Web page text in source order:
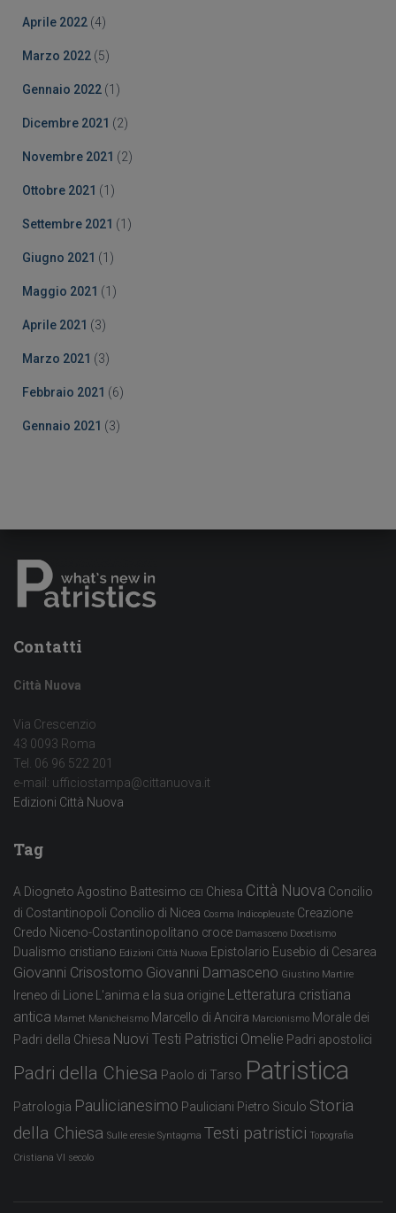
Aprile 2022 (4)
Marzo 2022 (5)
Gennaio 2022 (1)
Dicembre 2021 (2)
Novembre 2021 (2)
Ottobre 2021 (1)
Settembre 2021 (1)
Giugno 2021 (1)
Maggio 2021 (1)
Aprile 2021 (3)
Marzo 2021 (3)
Febbraio 2021 (6)
Gennaio 2021 (3)
Contatti
Città Nuova
Via Crescenzio
43 0093 Roma
Tel. 06 96 522 201
e-mail: ufficiostampa@cittanuova.it
Edizioni Città Nuova
Tag
A Diogneto Agostino Battesimo CEI Chiesa Città Nuova Concilio
di Costantinopoli Concilio di Nicea Cosma Indicopleuste Creazione
Credo Niceno-Costantinopolitano croce Damasceno Docetismo
Dualismo cristiano Edizioni Città Nuova Epistolario Eusebio di Cesarea
Giovanni Crisostomo Giovanni Damasceno Giustino Martire
Ireneo di Lione L'anima e la sua origine Letteratura cristiana
antica Mamet Manicheismo Marcello di Ancira Marcionismo Morale dei
Padri della Chiesa Nuovi Testi Patristici Omelie Padri apostolici
Padri della Chiesa Paolo di Tarso Patristica
Patrologia Paulicianesimo Pauliciani Pietro Siculo Storia
della Chiesa Sulle eresie Syntagma Testi patristici Topografia
Cristiana VI secolo